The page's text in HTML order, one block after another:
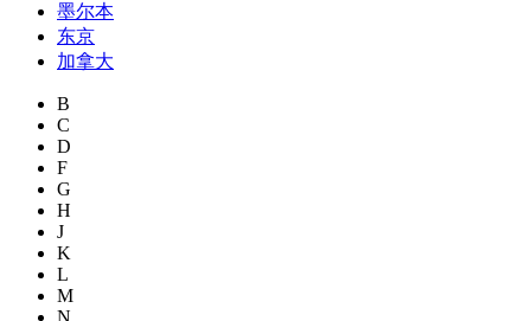
墨尔本
东京
加拿大
B
C
D
F
G
H
J
K
L
M